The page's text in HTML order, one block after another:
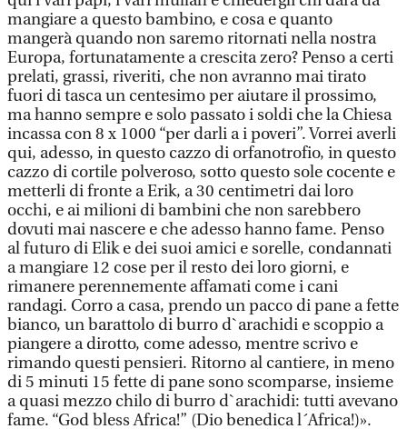
mangiare a questo bambino, e cosa e quanto
mangerà quando non saremo ritornati nella nostra
Europa, fortunatamente a crescita zero? Penso a certi
prelati, grassi, riveriti, che non avranno mai tirato
fuori di tasca un centesimo per aiutare il prossimo,
ma hanno sempre e solo passato i soldi che la Chiesa
incassa con 8 x 1000 “per darli a i poveri”. Vorrei averli
qui, adesso, in questo cazzo di orfanotrofio, in questo
cazzo di cortile polveroso, sotto questo sole cocente e
metterli di fronte a Erik, a 30 centimetri dai loro
occhi, e ai milioni di bambini che non sarebbero
dovuti mai nascere e che adesso hanno fame. Penso
al futuro di Elik e dei suoi amici e sorelle, condannati
a mangiare 12 cose per il resto dei loro giorni, e
rimanere perennemente affamati come i cani
randagi. Corro a casa, prendo un pacco di pane a fette
bianco, un barattolo di burro d`arachidi e scoppio a
piangere a dirotto, come adesso, mentre scrivo e
rimando questi pensieri. Ritorno al cantiere, in meno
di 5 minuti 15 fette di pane sono scomparse, insieme
a quasi mezzo chilo di burro d`arachidi: tutti avevano
fame. “God bless Africa!” (Dio benedica l´Africa!)».